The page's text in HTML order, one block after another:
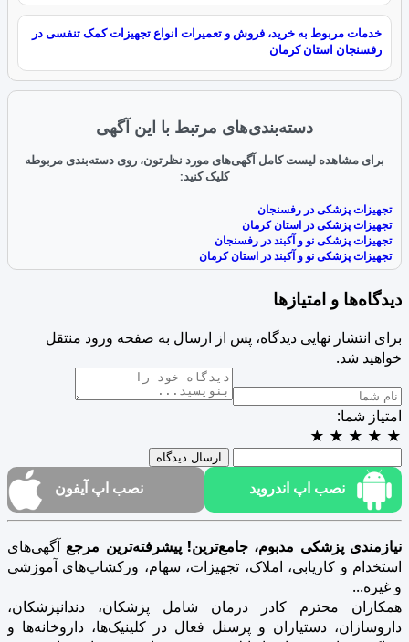
خدمات مربوط به خرید، فروش و تعمیرات انواع تجهیزات کمک تنفسی در
رفسنجان استان کرمان
دسته‌بندی‌های مرتبط با این آگهی
برای مشاهده لیست کامل آگهی‌های مورد نظرتون، روی دسته‌بندی مربوطه
کلیک کنید:
تجهیزات پزشکی در رفسنجان
تجهیزات پزشکی در استان کرمان
تجهیزات پزشکی نو و آکبند در رفسنجان
تجهیزات پزشکی نو و آکبند در استان کرمان
دیدگاه‌ها و امتیازها
برای انتشار نهایی دیدگاه، پس از ارسال به صفحه ورود منتقل
خواهید شد.
امتیاز شما:
★
★
★
★
★
ارسال دیدگاه
نصب اپ اندروید نصب اپ آیفون
نیازمندی پزشکی مدبوم، جامع‌ترین! پیشرفته‌ترین مرجع آگهی‌های
استخدام و کاریابی، املاک، تجهیزات، سهام، ورکشاپ‌های آموزشی
و غیره...
همکاران محترم کادر درمان شامل پزشکان، دندانپزشکان،
داروسازان، دستیاران و پرسنل فعال در کلینیک‌ها، داروخانه‌ها و